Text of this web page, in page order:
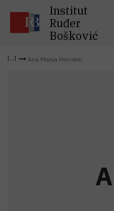
Institut
Ruđer
Bošković
Ana Marija Horvatin
A